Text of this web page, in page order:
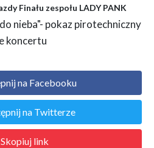
Finału zespołu LADY PANK
nieba"- pokaz pirotechniczny
koncertu
na Facebooku
na Twitterze
Skopiuj link